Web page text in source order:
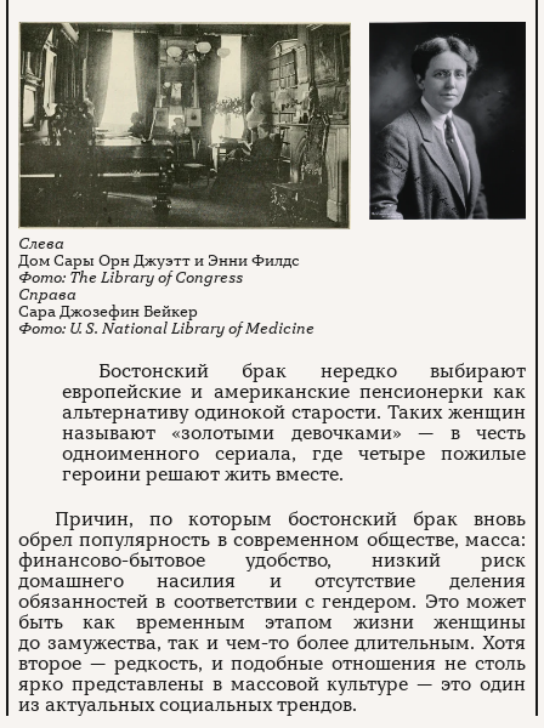
Дом Сары Орн Джуэтт и Энни Филдс
The Library of Congress
Сара Джозефин Бейкер
U. S. National Library of Medicine
Бостонский брак нередко выбирают
европейские и американские пенсионерки как
альтернативу одинокой старости. Таких женщин
называют «золотыми девочками» — в честь
одноименного сериала, где четыре пожилые
героини решают жить вместе.
Причин, по которым бостонский брак вновь
обрел популярность в современном обществе, масса:
финансово-бытовое удобство, низкий риск
домашнего насилия и отсутствие деления
обязанностей в соответствии с гендером. Это может
быть как временным этапом жизни женщины
до замужества, так и чем-то более длительным. Хотя
второе — редкость, и подобные отношения не столь
ярко представлены в массовой культуре — это один
из актуальных социальных трендов.